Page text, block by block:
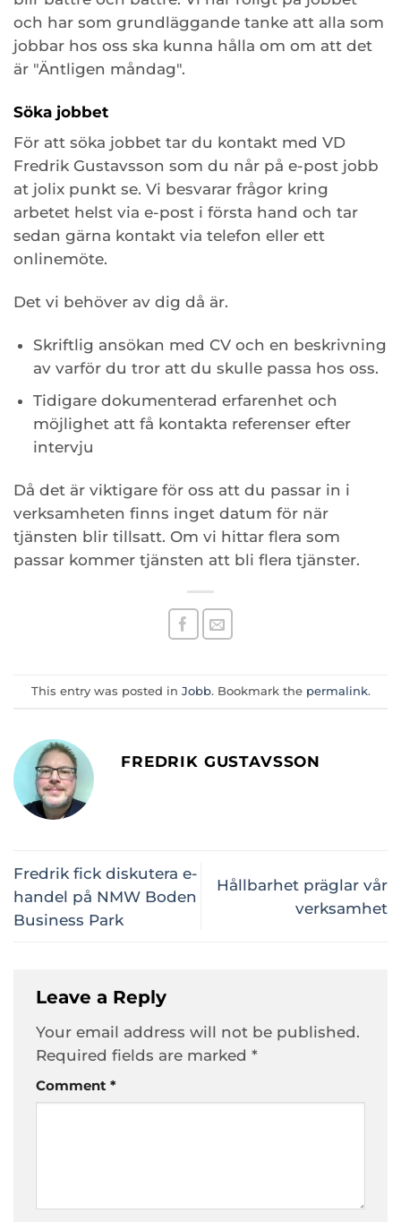
och har som grundläggande tanke att alla som
jobbar hos oss ska kunna hålla om om att det
är "Äntligen måndag".
Söka jobbet
För att söka jobbet tar du kontakt med VD
Fredrik Gustavsson som du når på e-post jobb
at jolix punkt se. Vi besvarar frågor kring
arbetet helst via e-post i första hand och tar
sedan gärna kontakt via telefon eller ett
onlinemöte.
Det vi behöver av dig då är.
Skriftlig ansökan med CV och en beskrivning
av varför du tror att du skulle passa hos oss.
Tidigare dokumenterad erfarenhet och
möjlighet att få kontakta referenser efter
intervju
Då det är viktigare för oss att du passar in i
verksamheten finns inget datum för när
tjänsten blir tillsatt. Om vi hittar flera som
passar kommer tjänsten att bli flera tjänster.
This entry was posted in Jobb. Bookmark the permalink.
FREDRIK GUSTAVSSON
Fredrik fick diskutera e-
handel på NMW Boden
Business Park
Hållbarhet präglar vår
verksamhet
Leave a Reply
Your email address will not be published.
Required fields are marked *
Comment *